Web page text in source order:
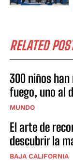
RELATED
300 niños han
fuego, uno al
MUNDO
El arte de
descubrir la
BAJA CALIFORNIA